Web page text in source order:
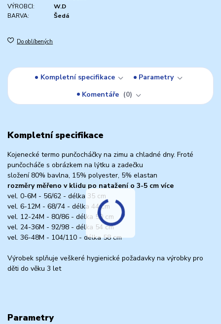
VÝROBCI:
W.D
BARVA:
Šedá
Do oblíbených
Kompletní specifikace
Parametry
Komentáře
0
Kompletní specifikace
Kojenecké termo punčocháčky na zimu a chladné dny. Froté
punčocháče s obrázkem na lýtku a zadečku
složení 80% bavlna, 15% polyester, 5% elastan
rozměry měřeno v klidu po natažení o 3-5 cm více
vel. 0-6M - 56/62 - délka 35 cm
vel. 6-12M - 68/74 - délka 44 cm
vel. 12-24M - 80/86 - délka 50 cm
vel. 24-36M - 92/98 - délka 54 cm
vel. 36-48M - 104/110 - délka 58 cm
Výrobek splňuje veškeré hygienické požadavky na výrobky pro
děti do věku 3 let
Parametry